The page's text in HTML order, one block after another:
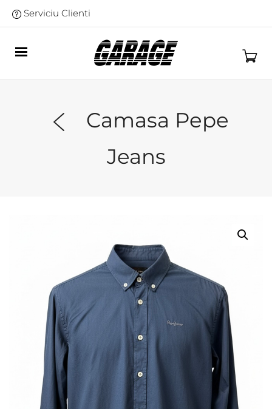
Serviciu Clienti
Camasa Pepe
Jeans